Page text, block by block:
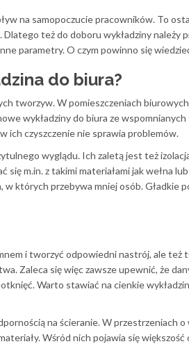
na samopoczucie pracowników. To
też do doboru wykładziny należy
parametry. O czym powinno się
do biura?
tworzyw. W pomieszczeniach biurowych
wykładziny do biura ze
ich czyszczenie nie sprawia problemów.
wyglądu. Ich zaletą jest też
m.in. z takimi materiałami jak wełna
w których przebywa mniej osób. Gładkie
i tworzyć odpowiedni nastrój, ale też
Zaleca się więc zawsze upewnić, że
Warto stawiać na cienkie
na ścieranie. W przestrzeniach o
Wśród nich pojawia się większość